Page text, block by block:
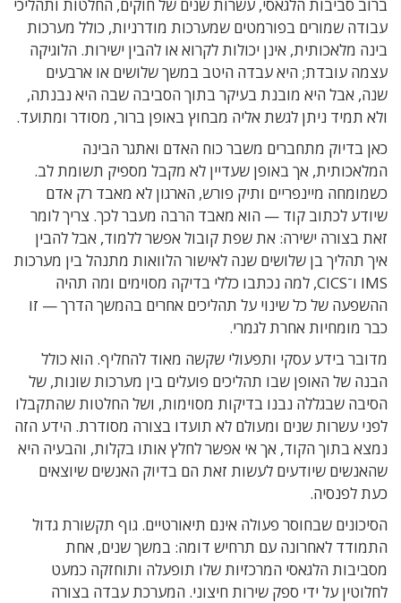
ברוב סביבות הלגאסי, עשרות שנים של חוקים, החלטות ותהליכי
עבודה שמורים בפורמטים שמערכות מודרניות, כולל מערכות
בינה מלאכותית, אינן יכולות לקרוא או להבין ישירות. הלוגיקה
עצמה עובדת; היא עבדה היטב במשך שלושים או ארבעים
שנה, אבל היא מובנת בעיקר בתוך הסביבה שבה היא נבנתה,
ולא תמיד ניתן לגשת אליה מבחוץ באופן ברור, מסודר ומתועד.
כאן בדיוק מתחברים משבר כוח האדם ואתגר הבינה
המלאכותית, אך באופן שעדיין לא מקבל מספיק תשומת לב.
כשמומחה מיינפריים ותיק פורש, הארגון לא מאבד רק אדם
שיודע לכתוב קוד — הוא מאבד הרבה מעבר לכך. צריך לומר
זאת בצורה ישירה: את שפת קובול אפשר ללמוד, אבל להבין
איך תהליך בן שלושים שנה לאישור הלוואות מתנהל בין מערכות
IMS ו־CICS, למה נכתבו כללי בדיקה מסוימים ומה תהיה
ההשפעה של כל שינוי על תהליכים אחרים בהמשך הדרך — זו
כבר מומחיות אחרת לגמרי.
מדובר בידע עסקי ותפעולי שקשה מאוד להחליף. הוא כולל
הבנה של האופן שבו תהליכים פועלים בין מערכות שונות, של
הסיבה שבגללה נבנו בדיקות מסוימות, ושל החלטות שהתקבלו
לפני עשרות שנים ומעולם לא תועדו בצורה מסודרת. הידע הזה
נמצא בתוך הקוד, אך אי אפשר לחלץ אותו בקלות, והבעיה היא
שהאנשים שיודעים לעשות זאת הם בדיוק האנשים שיוצאים
כעת לפנסיה.
הסיכונים שבחוסר פעולה אינם תיאורטיים. גוף תקשורת גדול
התמודד לאחרונה עם תרחיש דומה: במשך שנים, אחת
מסביבות הלגאסי המרכזיות שלו תופעלה ותוחזקה כמעט
לחלוטין על ידי ספק שירות חיצוני. המערכת עבדה בצורה